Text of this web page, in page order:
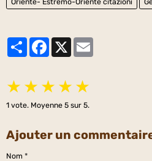
Oriente- Estremo-Oriente citazioni
PartagerFacebook
★ ★ ★ ★ ★
1 vote. Moyenne 5 sur 5.
Ajouter un
Nom